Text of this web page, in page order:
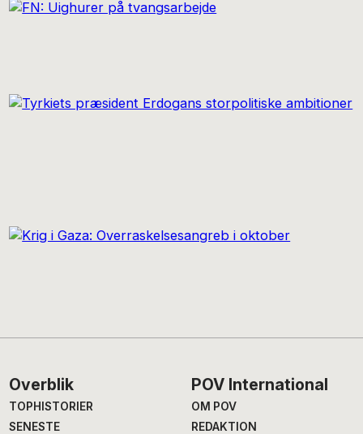
Footer
Overblik
TOPHISTORIER
SENESTE
POV International
OM POV
REDAKTION